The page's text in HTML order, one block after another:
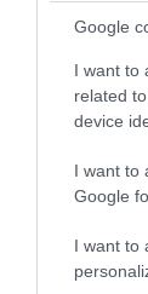
Google
I want to
related
device
I want to
Google
I want to
των
τρίτο